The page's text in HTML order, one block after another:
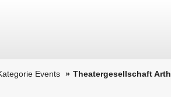
Events Theatergesellschaft Arth